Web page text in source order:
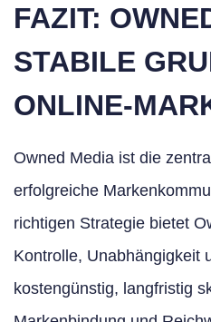
FAZIT:
STABILE
ONLINE-
Owned Media ist die
erfolgreiche
richtigen Strategie bietet
Kontrolle, Unabhängigkeit
kostengünstig, langfristig